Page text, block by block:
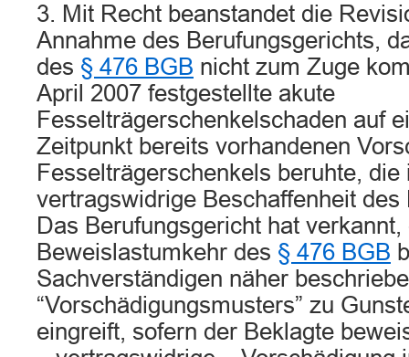
3. Mit Recht beanstandet die
Annahme des Berufungsgerichts,
des § 476 BGB nicht zum Zuge
April 2007 festgestellte akute
Fesselträgerschenkelschaden auf
Zeitpunkt bereits vorhandenen
Fesselträgerschenkels beruhte,
vertragswidrige Beschaffenheit des
Das Berufungsgericht hat verkannt,
Beweislastumkehr des § 476 BGB
Sachverständigen näher
“Vorschädigungsmusters” zu
eingreift, sofern der Beklagte